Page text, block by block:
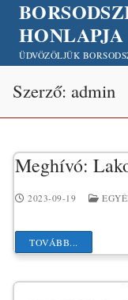
Ugrás
tartalomra
HONLAPJA
ÜDVÖZÖLJÜK
Szerző: admin
Meghívó:
2023-09-19
TOVÁBB...